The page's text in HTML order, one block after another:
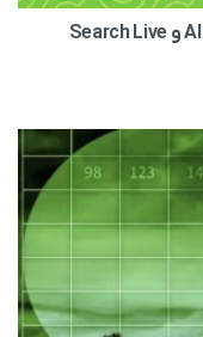
گوگل جستجوی صوتی اندروید را با AI Mode و Search Live